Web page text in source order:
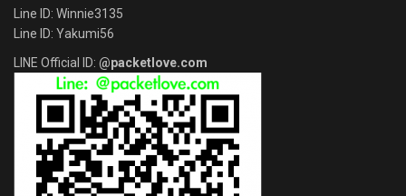
Line ID: Winnie3135
Line ID: Yakumi56
LINE Official ID: @packetlove.com